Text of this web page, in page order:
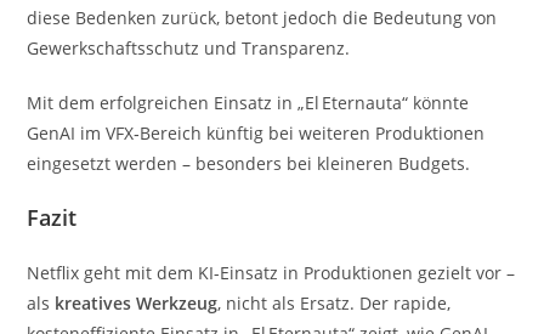
diese Bedenken zurück, betont jedoch die Bedeutung von
Gewerkschaftsschutz und Transparenz.
Mit dem erfolgreichen Einsatz in „El Eternauta“ könnte
GenAI im VFX‑Bereich künftig bei weiteren Produktionen
eingesetzt werden – besonders bei kleineren Budgets.
Fazit
Netflix geht mit dem KI-Einsatz in Produktionen gezielt vor –
als kreatives Werkzeug, nicht als Ersatz. Der rapide,